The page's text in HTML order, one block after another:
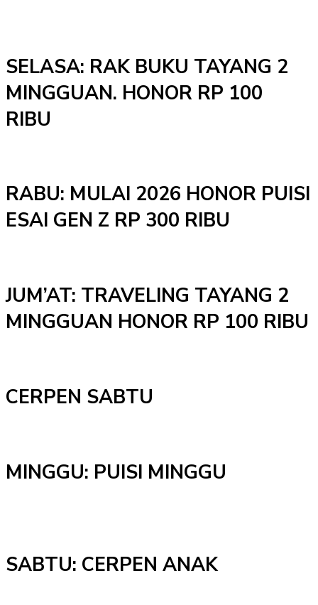
SELASA: RAK BUKU TAYANG 2
MINGGUAN. HONOR RP 100
RIBU
RABU: MULAI 2026 HONOR PUISI
ESAI GEN Z RP 300 RIBU
JUM’AT: TRAVELING TAYANG 2
MINGGUAN HONOR RP 100 RIBU
CERPEN SABTU
MINGGU: PUISI MINGGU
SABTU: CERPEN ANAK